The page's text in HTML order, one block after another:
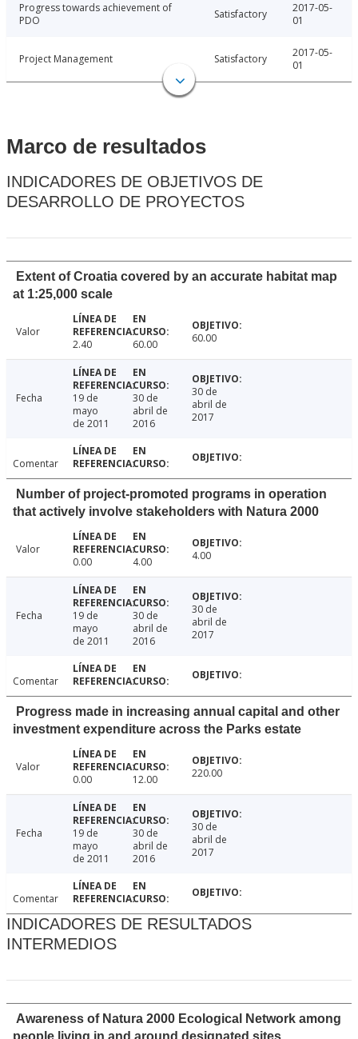
Progress towards achievement of
PDO
Satisfactory
2017-05-
01
Project Management Satisfactory
2017-05-
01
Marco de resultados
INDICADORES DE OBJETIVOS DE
DESARROLLO DE PROYECTOS
Extent of Croatia covered by an accurate habitat map
at 1:25,000 scale
Valor
2.40
60.00 60.00
Fecha
19 de
mayo
de 2011
30 de
abril de
2016
30 de
abril de
2017
Comentar
Number of project-promoted programs in operation
that actively involve stakeholders with Natura 2000
Valor
0.00
4.00 4.00
Fecha
19 de
mayo
de 2011
30 de
abril de
2016
30 de
abril de
2017
Comentar
Progress made in increasing annual capital and other
investment expenditure across the Parks estate
Valor
0.00
12.00 220.00
Fecha
19 de
mayo
de 2011
30 de
abril de
2016
30 de
abril de
2017
Comentar
INDICADORES DE RESULTADOS
INTERMEDIOS
Awareness of Natura 2000 Ecological Network among